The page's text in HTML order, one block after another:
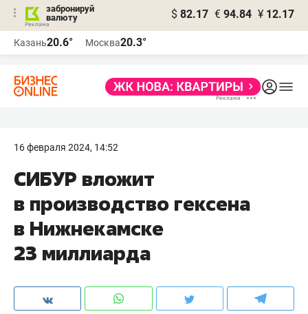
забронируй
валюту
$ 82.17 € 94.84 ¥ 12.17
Казань20.6° Москва20.3°
16 февраля 2024, 14:52
СИБУР вложит
в производство гексена
в Нижнекамске
23 миллиарда